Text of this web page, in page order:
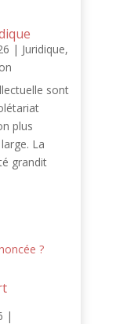
| Juridique,
sont
plus
La
grandit
|